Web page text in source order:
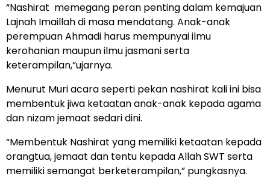
“Nashirat memegang peran penting dalam kemajuan
Lajnah Imaillah di masa mendatang. Anak-anak
perempuan Ahmadi harus mempunyai ilmu
kerohanian maupun ilmu jasmani serta
keterampilan,”ujarnya.
Menurut Muri acara seperti pekan nashirat kali ini bisa
membentuk jiwa ketaatan anak-anak kepada agama
dan nizam jemaat sedari dini.
“Membentuk Nashirat yang memiliki ketaatan kepada
orangtua, jemaat dan tentu kepada Allah SWT serta
memiliki semangat berketerampilan,” pungkasnya.